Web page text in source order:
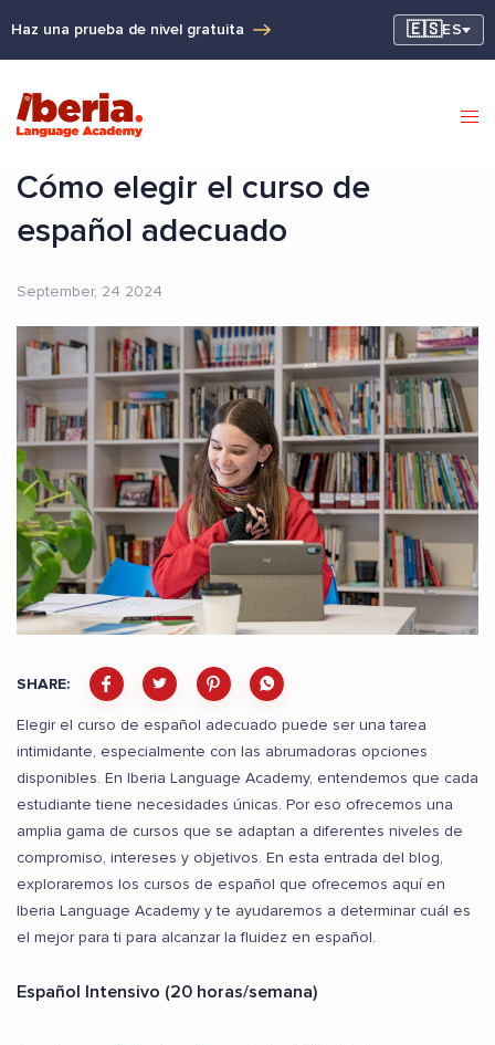
Haz una prueba de nivel gratuita 🇪🇸ES
Cómo elegir el curso de
español adecuado
September, 24 2024
SHARE:
Elegir el curso de español adecuado puede ser una tarea
intimidante, especialmente con las abrumadoras opciones
disponibles. En Iberia Language Academy, entendemos que cada
estudiante tiene necesidades únicas. Por eso ofrecemos una
amplia gama de cursos que se adaptan a diferentes niveles de
compromiso, intereses y objetivos. En esta entrada del blog,
exploraremos los cursos de español que ofrecemos aquí en
Iberia Language Academy y te ayudaremos a determinar cuál es
el mejor para ti para alcanzar la fluidez en español.
Español Intensivo (20 horas/semana)